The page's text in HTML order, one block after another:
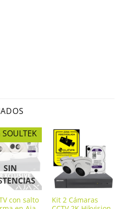
SOULTEK
SIN
con salto
Kit 2 Cámaras